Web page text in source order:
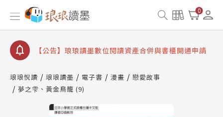
0
【公告】琅琅書店服務升級重要說明及資產合併結果
查詢
【公告】因 Readmoo 讀墨系統維護中，本站同步暫
【公告】琅琅讀墨數位閱讀資產合併與書櫃開通申請
【公告】琅琅讀墨 3 分鐘完成書櫃開通與資產合併申
請圖文教學
【公告】琅琅書店服務升級重要說明及資產合併結果
琅琅悅讀 琅琅讀墨 電子書 漫畫
戀愛故事
夢之雫、黃金鳥籠 (9)